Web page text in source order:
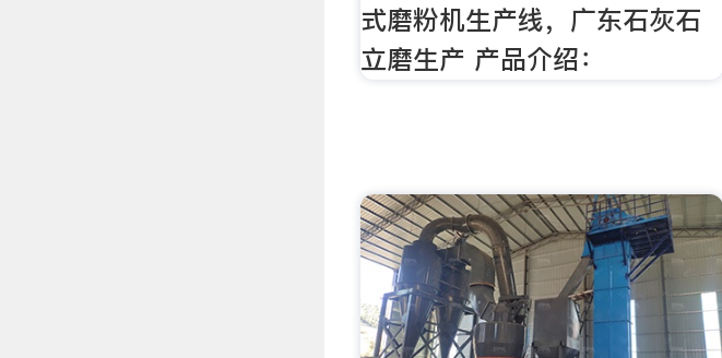
式磨粉机生产线，广东石灰石
立磨生产 产品介绍：